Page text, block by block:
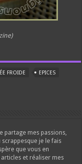
FROIDE
EPICES
partage mes passions,
je le fais
que vous en
et réaliser mes